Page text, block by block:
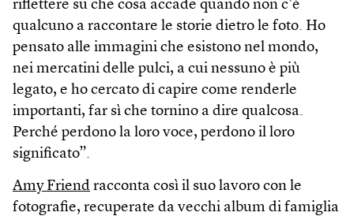
riflettere su che cosa accade quando non c’è
qualcuno a raccontare le storie dietro le foto. Ho
pensato alle immagini che esistono nel mondo,
nei mercatini delle pulci, a cui nessuno è più
legato, e ho cercato di capire come renderle
importanti, far sì che tornino a dire qualcosa.
Perché perdono la loro voce, perdono il loro
significato”.
Amy Friend racconta così il suo lavoro con le
fotografie, recuperate da vecchi album di famiglia